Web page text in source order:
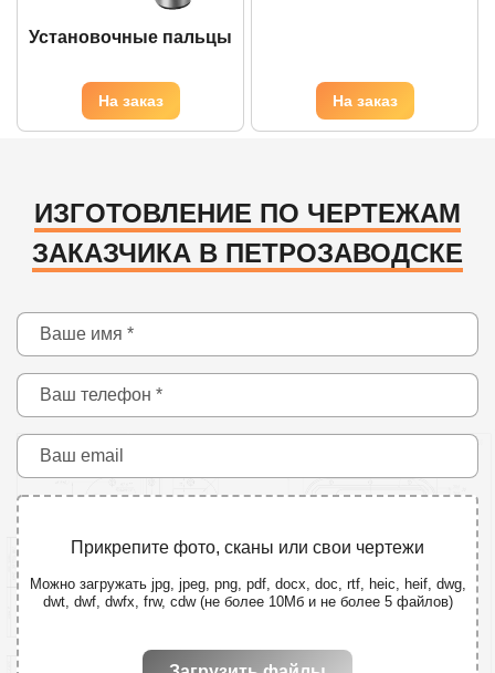
Установочные пальцы
ИЗГОТОВЛЕНИЕ ПО ЧЕРТЕЖАМ
ЗАКАЗЧИКА В ПЕТРОЗАВОДСКЕ
Прикрепите фото, сканы или свои чертежи
Можно загружать jpg, jpeg, png, pdf, docx, doc, rtf, heic, heif, dwg,
dwt, dwf, dwfx, frw, cdw (не более 10Мб и не более 5 файлов)